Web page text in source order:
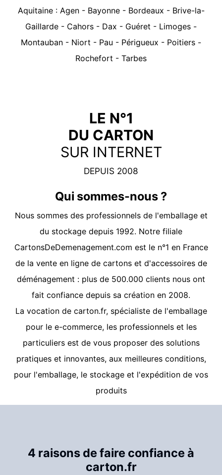
Aquitaine : Agen- Bayonne- Bordeaux - Brive-la-
Gaillarde - Cahors - Dax - Guéret - Limoges -
Montauban - Niort - Pau - Périgueux - Poitiers -
Rochefort - Tarbes
LE N°1
DU CARTON
SUR INTERNET
DEPUIS 2008
Qui sommes-nous ?
Nous sommes des professionnels de l'emballage et
du stockage depuis 1992. Notre filiale
CartonsDeDemenagement.com est le n°1 en France
de la vente en ligne de cartons et d'accessoires de
déménagement : plus de 500.000 clients nous ont
fait confiance depuis sa création en 2008.
La vocation de carton.fr, spécialiste de l'emballage
pour le e-commerce, les professionnels et les
particuliers est de vous proposer des solutions
pratiques et innovantes, aux meilleures conditions,
pour l'emballage, le stockage et l'expédition de vos
produits
4 raisons de faire confiance à
carton.fr